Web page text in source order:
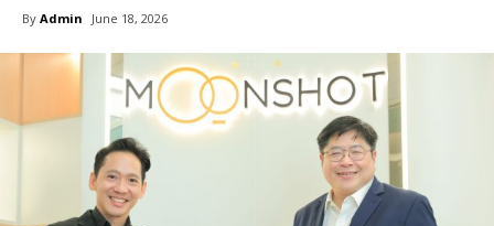
By Admin June 18, 2026